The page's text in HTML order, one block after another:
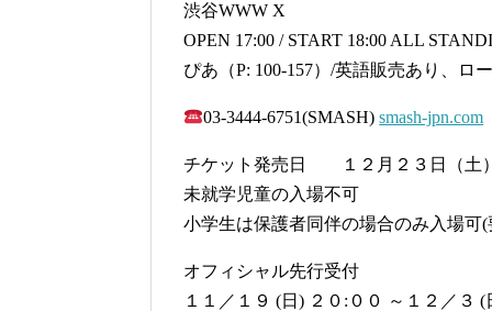
渋谷WWW X
OPEN 17:00 / START 18:00 ALL
ぴあ（P: 100-157）/英語販売あり、ロ
03-3444-6751(SMASH)smash-jpn.com
チケット発売日 １２月２３日（土
未就学児童の入場不可
小学生は保護者同伴の場合のみ入場可
オフィシャル先行受付
１１／１９ (日) ２０:００ ～１２／３